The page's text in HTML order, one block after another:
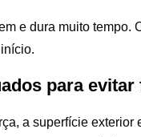
e dura muito tempo.
para
a superfície exterior